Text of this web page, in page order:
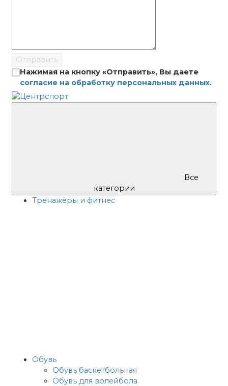
Отправить
Нажимая на кнопку «Отправить», Вы даете
согласие на обработку персональных данных.
Все
категории
Тренажёры и фитнес
Обувь
Обувь баскетбольная
Обувь для волейбола